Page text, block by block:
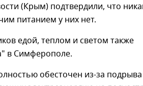
(Крым) подтвердили, что
питанием у них нет.
едой, теплом и светом также
в Симферополе.
обесточен из-за подрыва